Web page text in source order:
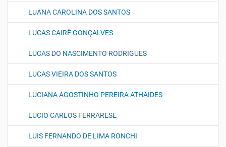
LUANA CAROLINA DOS SANTOS
LUCAS CAIRÊ GONÇALVES
LUCAS DO NASCIMENTO RODRIGUES
LUCAS VIEIRA DOS SANTOS
LUCIANA AGOSTINHO PEREIRA ATHAIDES
LUCIO CARLOS FERRARESE
LUIS FERNANDO DE LIMA RONCHI